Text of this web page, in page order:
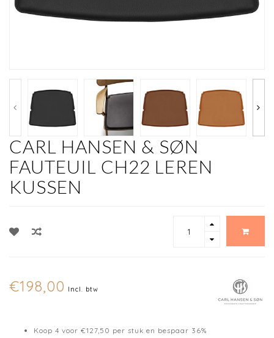
CARL HANSEN & SØN
FAUTEUIL CH22 LEREN
KUSSEN
€198,00 Incl. btw
Koop 4 voor €127,50 per stuk en bespaar 36%